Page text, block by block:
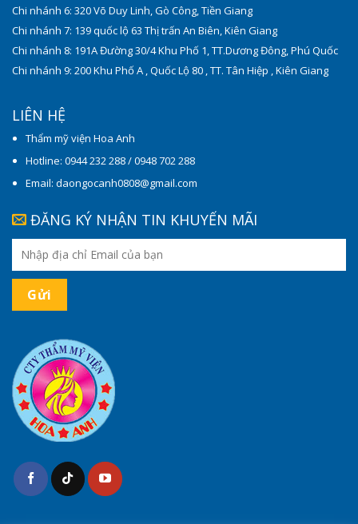
Chi nhánh 6: 320 Võ Duy Linh, Gò Công, Tiền Giang
Chi nhánh 7: 139 quốc lộ 63 Thị trấn An Biên, Kiên Giang
Chi nhánh 8: 191A Đường 30/4 Khu Phố 1, TT.Dương Đông, Phú Quốc
Chi nhánh 9: 200 Khu Phố A , Quốc Lộ 80 , TT. Tân Hiệp , Kiên Giang
LIÊN HỆ
Thẩm mỹ viện Hoa Anh
Hotline: 0944 232 288 / 0948 702 288
Email: daongocanh0808@gmail.com
ĐĂNG KÝ NHẬN TIN KHUYẾN MÃI